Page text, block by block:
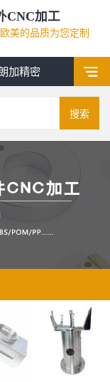
CNC加工
美的品质为您定制
加精密
搜索